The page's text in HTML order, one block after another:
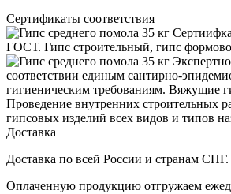
Сертификаты соответствия
ГОСТ. Гипс строительный, гипс
соответствии единым сантирно-
гигиеническим требованиям. Вяжущие
Проведение внутренних строительных
гипсовых изделий всех видов и типов
Доставка
Доставка по всей России и странам СНГ.
Оплаченную продукцию отгружаем